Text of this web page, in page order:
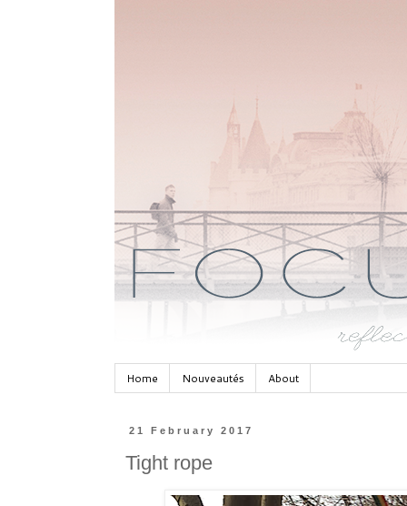
Home Nouveautés About
21 February 2017
Tight rope